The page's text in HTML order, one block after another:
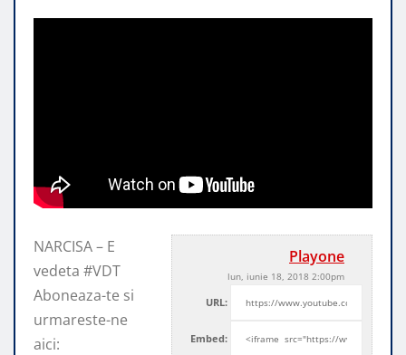
Playone
lun, iunie 18, 2018 2:00pm
URL:
Embed:
NARCISA – E
vedeta #VDT
Aboneaza-te si
urmareste-ne
aici: